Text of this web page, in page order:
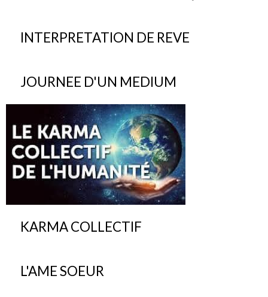
INTERPRETATION DE REVE
JOURNEE D'UN MEDIUM
KARMA COLLECTIF
L'AME SOEUR